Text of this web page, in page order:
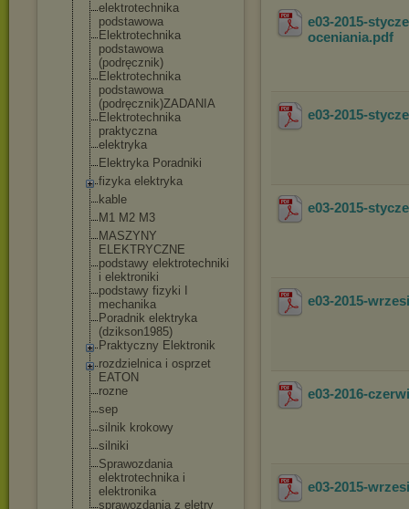
elektrotechnika
podstawowa
Elektrotechnika
podstawowa
(podręcznik)
Elektrotechnika
podstawowa
(podręcznik)ZADANIA
Elektrotechnika
praktyczna
elektryka
Elektryka Poradniki
fizyka elektryka
kable
M1 M2 M3
MASZYNY
ELEKTRYCZNE
podstawy elektrotechniki
i elektroniki
podstawy fizyki I
mechanika
Poradnik elektryka
(dzikson1985)
Praktyczny Elektronik
rozdzielnica i osprzet
EATON
rozne
sep
silnik krokowy
silniki
Sprawozdania
elektrotechnika i
elektronika
sprawozdania z eletry
e03-2015-
oceniania.pdf
e03-2015-
e03-2015-
e03-2015-
e03-2016-
e03-2015-